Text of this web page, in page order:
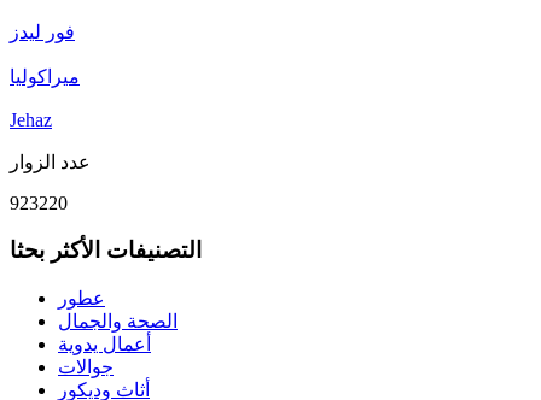
فور ليدز
ميراكوليا
Jehaz
عدد الزوار
923220
التصنيفات الأكثر بحثا
عطور
الصحة والجمال
أعمال يدوية
جوالات
أثاث وديكور